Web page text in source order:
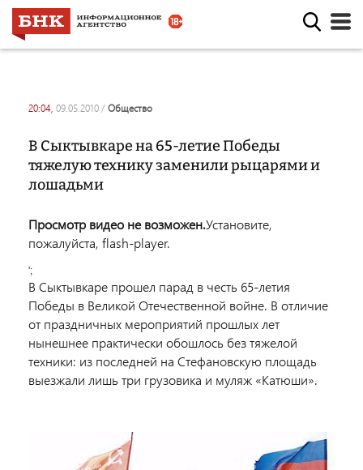
20:04, 09.05.2010 / общество
В Сыктывкаре на 65-летие Победы
тяжелую технику заменили рыцарями и
лошадьми
Просмотр видео не возможен.Установите,
пожалуйста, flash-player.
';
В Сыктывкаре прошел парад в честь 65-летия
Победы в Великой Отечественной войне. В отличие
от праздничных мероприятий прошлых лет
нынешнее практически обошлось без тяжелой
техники: из последней на Стефановскую площадь
выезжали лишь три грузовика и муляж «Катюши».